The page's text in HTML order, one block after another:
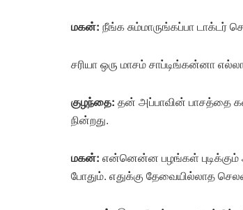
மகன்: நீங்க சும்மாருங்கப்பா டாக்டர்
சரியா ஒரு மாசம் சாப்டிங்கன்னா
குழந்தை: தன் அப்பாவின் பாசத்தை
நின்றது.
மகன்: என்னென்ன பழங்கள் புடிக்கும்
போதும். எதுக்கு தேவையில்லாத